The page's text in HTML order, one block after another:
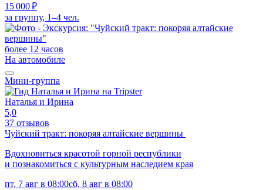
15 000 ₽
за группу, 1–4 чел.
более 12 часов
На автомобиле
Мини-группа
Наталья и Ирина
5,0
37 отзывов
Чуйский тракт: покоряя алтайские вершины
Вдохновиться красотой горной республики
и познакомиться с культурным наследием края
пт, 7 авг в 08:00сб, 8 авг в 08:00